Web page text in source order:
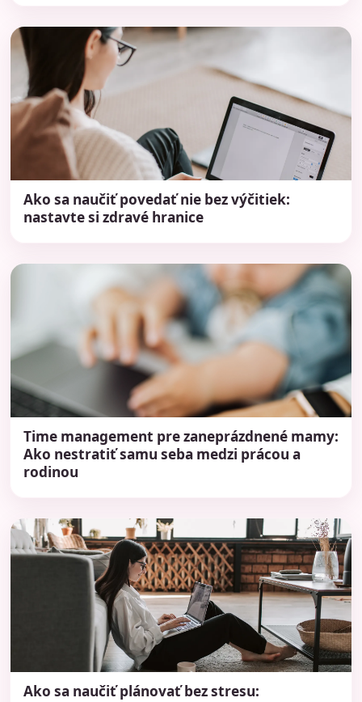
Ako sa naučiť povedať nie bez výčitiek:
nastavte si zdravé hranice
Time management pre zaneprázdnené mamy:
Ako nestratiť samu seba medzi prácou a
rodinou
Ako sa naučiť plánovať bez stresu: